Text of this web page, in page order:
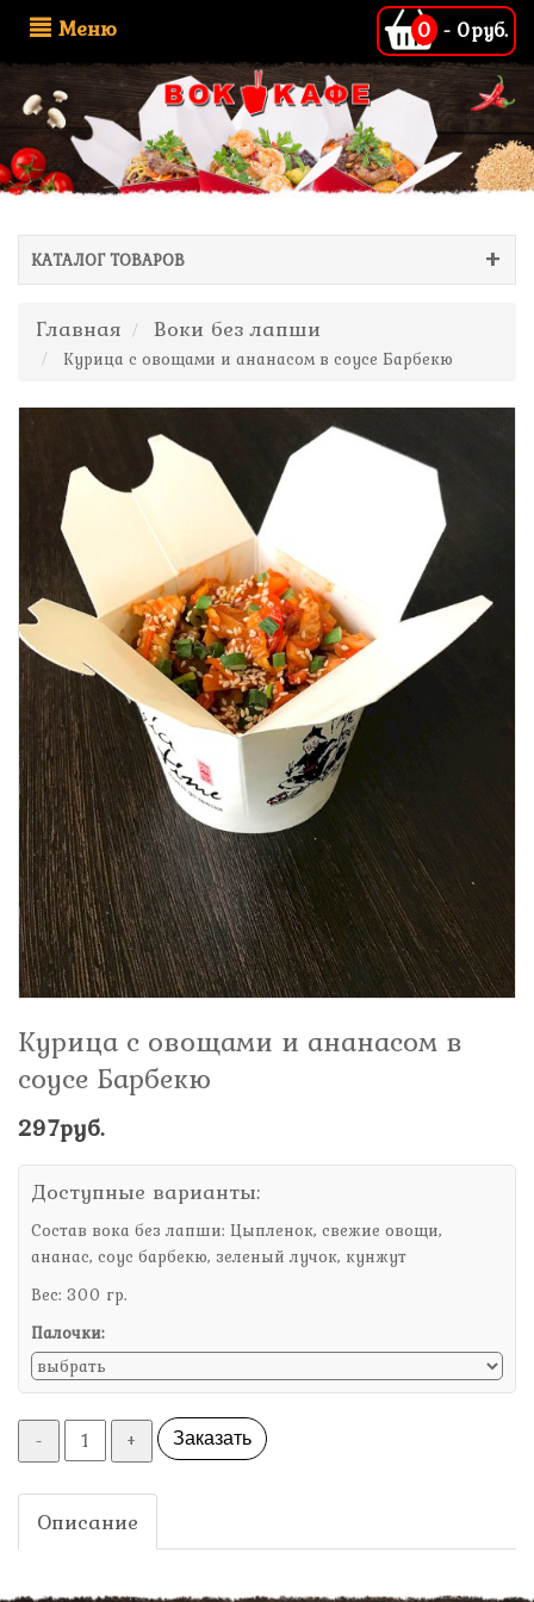
Меню 0 - 0руб.
КАТАЛОГ ТОВАРОВ
Главная Воки без лапши
Курица с овощами и ананасом в соусе Барбекю
Курица с овощами и ананасом в
соусе Барбекю
297руб.
Доступные варианты:
Состав вока без лапши: Цыпленок, свежие овощи,
ананас, соус барбекю, зеленый лучок, кунжут
Вес: 300 гр.
Палочки:
- + Заказать
Описание